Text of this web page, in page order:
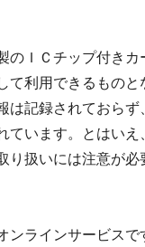
ＩＣチップ付き
て利用できるもの
記録されておら
います。とはい
扱いには注意が必
ラインサービス